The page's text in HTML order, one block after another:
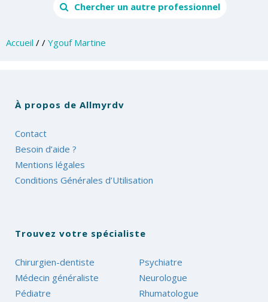
Chercher un autre professionnel
Accueil / / Ygouf Martine
À propos de Allmyrdv
Contact
Besoin d’aide ?
Mentions légales
Conditions Générales d’Utilisation
Trouvez votre spécialiste
Chirurgien-dentiste
Médecin généraliste
Pédiatre
Psychiatre
Neurologue
Rhumatologue